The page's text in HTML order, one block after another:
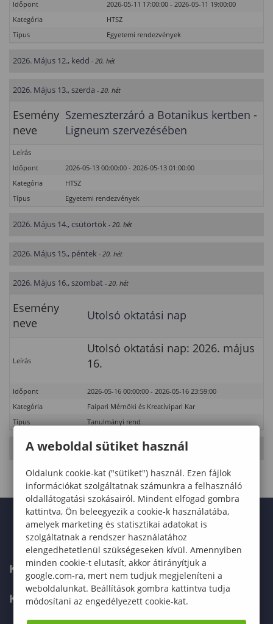
Időpont
2026-05-11 17:00:00 - 2026-05-11 19:00:00
Kategória
HTSZ
Típus
Egyetemi rendezvények
2026. Május 12., kedd - 20. hét
2026. Május 13., szerda - 20. hét
Esemény
neve
Szemeszterzáró a Botanikus kertben -
Ligneum szervezésében
Leírás
Időpont
2026-05-13 00:00:00 - 2026-05-13 01:00:00
Kategória
HTSZ
Típus
Egyetemi rendezvények
2026. Május 14., csütörtök - 20. hét
2026. Május 15., péntek - 20. hét
2026. Május 16., szombat - 20. hét
Esemény
neve
Utolsó oktatási nap
Leírás
Utolsó oktatási nap: 2026. május
16.
Időpont
2026-05-16 00:00:00 - 2026-05-16 23:59:00
Kategória
Faipari Mérnöki és Kreatívipari Kar
Típus
Tanulmányi rend
2026. Május 17., vasárnap - 20. hét
KAPCSOLAT
KÉPZÉSKERESŐ
A weboldal sütiket használ
Oldalunk cookie-kat ("sütiket") használ. Ezen fájlok
információkat szolgáltatnak számunkra a felhasználó
oldallátogatási szokásairól. Mindent elfogad gombra
kattintva, Ön beleegyezik a cookie-k használatába,
amelyek marketing és statisztikai adatokat is
szolgáltatnak a rendszer használatához
elengedhetetlenül szükségeseken kívül. Amennyiben
minden cookie-t elutasít, akkor átirányítjuk a
google.com-ra, mert nem tudjuk megjeleníteni a
weboldalunkat. Beállítások gombra kattintva tudja
módosítani az engedélyezett cookie-kat.